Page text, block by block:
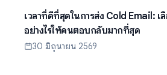
เวลาที่ดีที่สุดในการส่ง Cold Email: เ
อย่างไรให้คนตอบกลับมากที่สุด
30 มิถุนายน 2569